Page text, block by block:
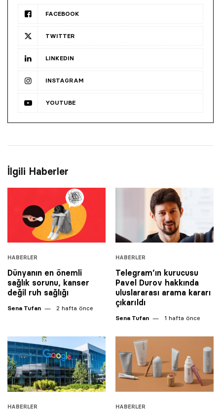
FACEBOOK
TWITTER
LINKEDIN
INSTAGRAM
YOUTUBE
İlgili Haberler
HABERLER
Dünyanın en önemli
sağlık sorunu, kanser
değil ruh sağlığı
Sena Tufan 2 hafta önce
HABERLER
Telegram’ın kurucusu
Pavel Durov hakkında
uluslararası arama kararı
çıkarıldı
Sena Tufan 1 hafta önce
HABERLER HABERLER